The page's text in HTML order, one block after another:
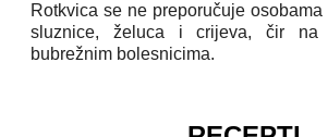
Rotkvica se ne preporučuje
sluznice, želuca i crijeva, čir na
bubrežnim bolesnicima.